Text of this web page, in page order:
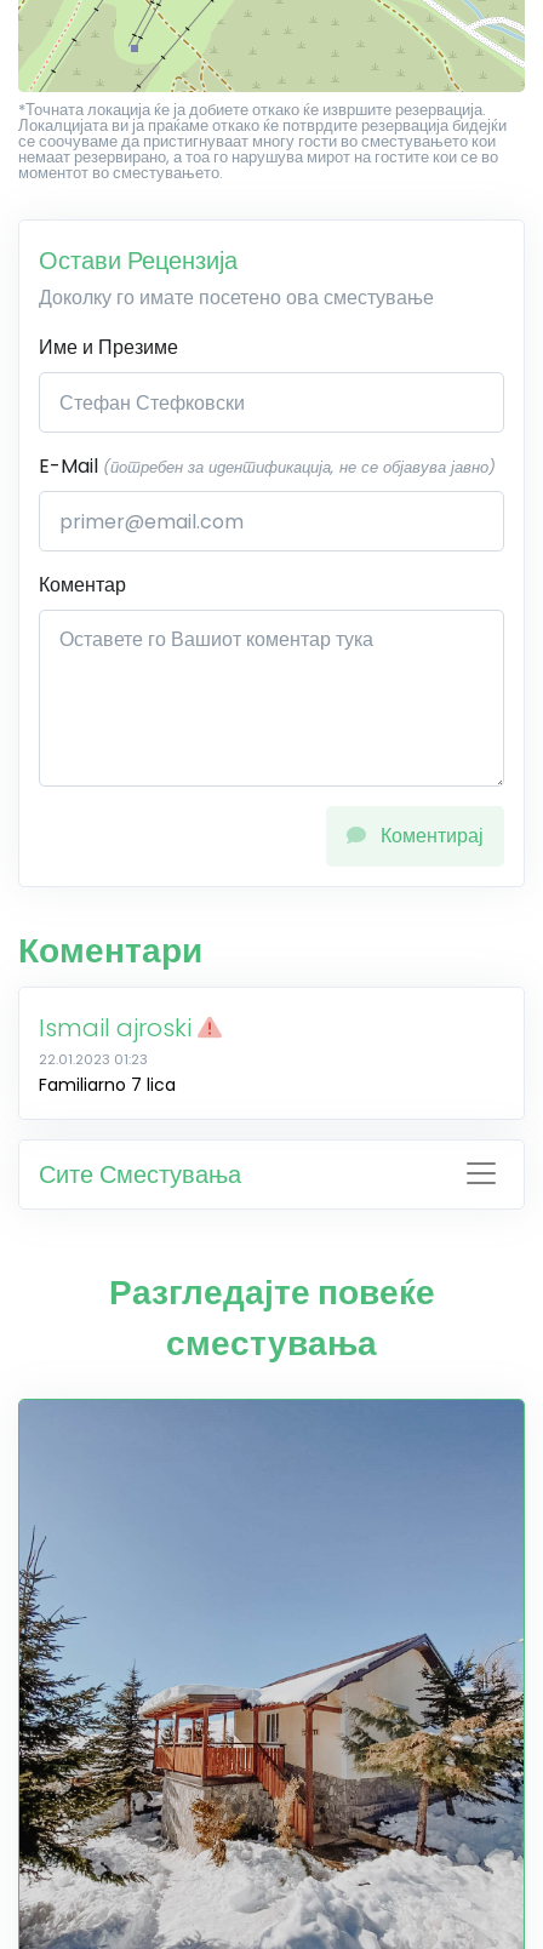
*Точната локација ќе ја добиете откако ќе извршите резервација.
Локалцијата ви ја праќаме откако ќе потврдите резервација бидејќи
се соочуваме да пристигнуваат многу гости во сместувањето кои
немаат резервирано, а тоа го нарушува мирот на гостите кои се во
моментот во сместувањето.
Остави Рецензија
Доколку го имате посетено ова сместување
Име и Презиме
E-Mail (потребен за идентификација, не се објавува јавно)
Коментар
Коментирај
Коментари
Ismail ajroski
22.01.2023 01:23
Familiarno 7 lica
Сите Сместувања
Разгледајте повеќе
сместувања